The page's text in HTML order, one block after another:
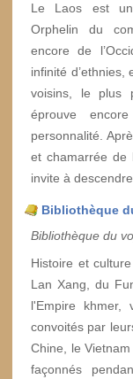
Le Laos est
Orphelin du
encore de
infinité d’ethnies,
voisins, le plus
éprouve
personnalité.
et chamarrée de
invite à descendre
Bibliothèque
Bibliothèque du
Histoire et
Lan Xang, du
l'Empire khmer,
convoités par
Chine, le
façonnés